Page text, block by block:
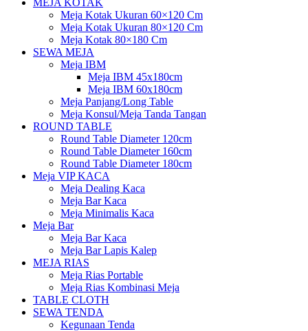
MEJA KOTAK
Meja Kotak Ukuran 60×120 Cm
Meja Kotak Ukuran 80×120 Cm
Meja Kotak 80×180 Cm
SEWA MEJA
Meja IBM
Meja IBM 45x180cm
Meja IBM 60x180cm
Meja Panjang/Long Table
Meja Konsul/Meja Tanda Tangan
ROUND TABLE
Round Table Diameter 120cm
Round Table Diameter 160cm
Round Table Diameter 180cm
Meja VIP KACA
Meja Dealing Kaca
Meja Bar Kaca
Meja Minimalis Kaca
Meja Bar
Meja Bar Kaca
Meja Bar Lapis Kalep
MEJA RIAS
Meja Rias Portable
Meja Rias Kombinasi Meja
TABLE CLOTH
SEWA TENDA
Kegunaan Tenda